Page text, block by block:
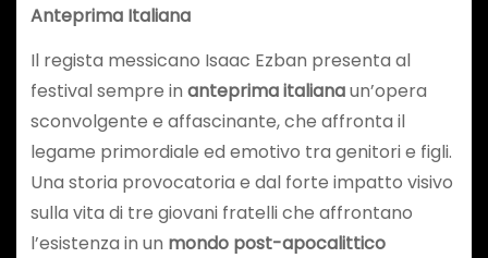
Anteprima Italiana
Il regista messicano Isaac Ezban presenta al
festival sempre in anteprima italianaun’opera
sconvolgente e affascinante, che affronta il
legame primordiale ed emotivo tra genitori e figli.
Una storia provocatoria e dal forte impatto visivo
sulla vita di tre giovani fratelli che affrontano
l’esistenza in un mondo post-apocalittico